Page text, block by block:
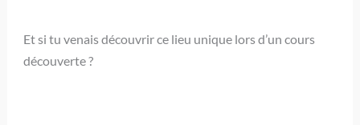
Et si tu venais découvrir ce lieu unique lors d’un cours
découverte ?